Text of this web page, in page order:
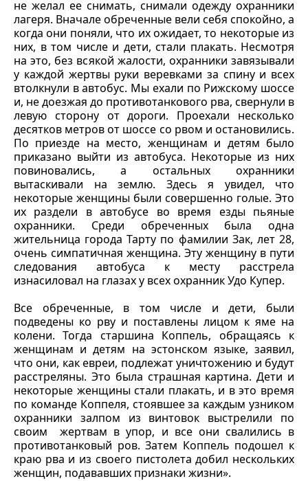
не желал ее снимать, снимали одежду охранники
лагеря. Вначале обреченные вели себя спокойно, а
когда они поняли, что их ожидает, то некоторые из
них, в том числе и дети, стали плакать. Несмотря
на это, без всякой жалости, охранники завязывали
у каждой жертвы руки веревками за спину и всех
втолкнули в автобус. Мы ехали по Рижскому шоссе
и, не доезжая до противотанкового рва, свернули в
левую сторону от дороги. Проехали несколько
десятков метров от шоссе со рвом и остановились.
По приезде на место, женщинам и детям было
приказано выйти из автобуса. Некоторые из них
повиновались, а остальных охранники
вытаскивали на землю. Здесь я увидел, что
некоторые женщины были совершенно голые. Это
их раздели в автобусе во время езды пьяные
охранники. Среди обреченных была одна
жительница города Тарту по фамилии Зак, лет 28,
очень симпатичная женщина. Эту женщину в пути
следования автобуса к месту расстрела
изнасиловал на глазах у всех охранник Удо Купер.
Все обреченные, в том числе и дети, были
подведены ко рву и поставлены лицом к яме на
колени. Тогда старшина Коппель, обращаясь к
женщинам и детям на эстонском языке, заявил,
что они, как евреи, подлежат уничтожению и будут
расстреляны. Это была страшная картина. Дети и
некоторые женщины стали плакать, и в это время
по команде Коппеля, стоявшее за каждым узником
охранники залпом из винтовок выстрелили по
своим жертвам в упор, и все они свалились в
противотанковый ров. Затем Коппель подошел к
краю рва и из своего пистолета добил нескольких
женщин, подававших признаки жизни».